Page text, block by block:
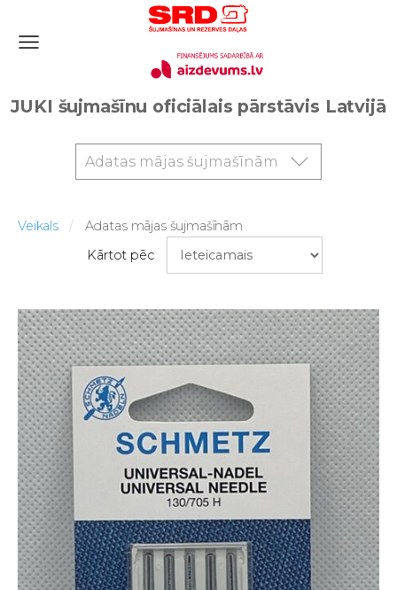
JUKI šujmašīnu oficiālais pārstāvis Latvijā
Adatas mājas šujmašīnām
Veikals
Adatas mājas šujmašīnām
Kārtot pēc